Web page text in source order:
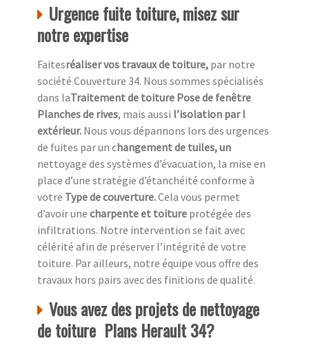
Urgence fuite toiture, misez sur
notre expertise
Faitesréaliser vos travaux de toiture, par notre
société Couverture 34. Nous sommes spécialisés
dans laTraitement de toiture Pose de fenêtre
Planches de rives, mais aussi l’isolation par l
extérieur. Nous vous dépannons lors des urgences
de fuites par un changement de tuiles, un
nettoyage des systèmes d’évacuation, la mise en
place d’une stratégie d’étanchéité conforme à
votre Type de couverture.Cela vous permet
d’avoir une charpente et toiture protégée des
infiltrations. Notre intervention se fait avec
célérité afin de préserver l’intégrité de votre
toiture. Par ailleurs, notre équipe vous offre des
travaux hors pairs avec des finitions de qualité.
Vous avez des projets de nettoyage
de toiture Plans Herault 34?